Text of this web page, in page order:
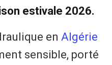
estivale 2026.
en Algérie
sensible, porté